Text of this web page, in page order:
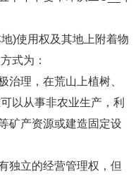
)使用权及其地上附着物
式为：
治理，在荒山上植树、
以从事非农业生产，利
矿产资源或建造固定设
独立的经营管理权，但